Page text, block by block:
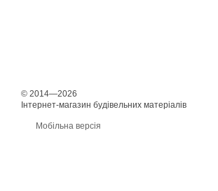
© 2014—2026
Інтернет-магазин будівельних матеріалів
Мобільна версія